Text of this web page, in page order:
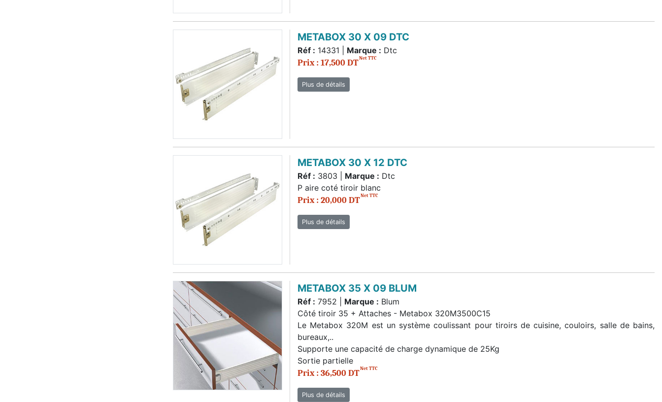
METABOX 30 X 09 DTC
Réf : 14331 | Marque : Dtc
Prix : 17,500 DTNet TTC
Plus de détails
METABOX 30 X 12 DTC
Réf : 3803 | Marque : Dtc
P aire coté tiroir blanc
Prix : 20,000 DTNet TTC
Plus de détails
METABOX 35 X 09 BLUM
Réf : 7952 | Marque : Blum
Côté tiroir 35 + Attaches - Metabox 320M3500C15
Le Metabox 320M est un système coulissant pour tiroirs de cuisine, couloirs, salle de bains,
bureaux,..
Supporte une capacité de charge dynamique de 25Kg
Sortie partielle
Prix : 36,500 DTNet TTC
Plus de détails